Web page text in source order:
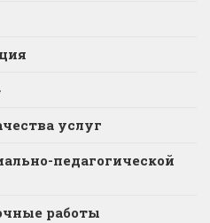
услуг
педагогической
работы